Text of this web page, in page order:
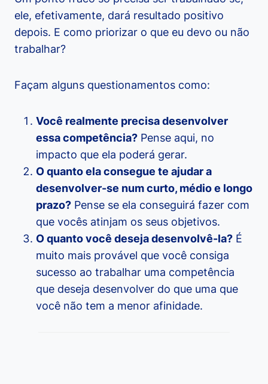
ele, efetivamente, dará resultado positivo
depois. E como priorizar o que eu devo ou não
trabalhar?
Façam alguns questionamentos como:
Você realmente precisa desenvolver
essa competência? Pense aqui, no
impacto que ela poderá gerar.
O quanto ela consegue te ajudar a
desenvolver-se num curto, médio e longo
prazo? Pense se ela conseguirá fazer com
que vocês atinjam os seus objetivos.
O quanto você deseja desenvolvê-la? É
muito mais provável que você consiga
sucesso ao trabalhar uma competência
que deseja desenvolver do que uma que
você não tem a menor afinidade.